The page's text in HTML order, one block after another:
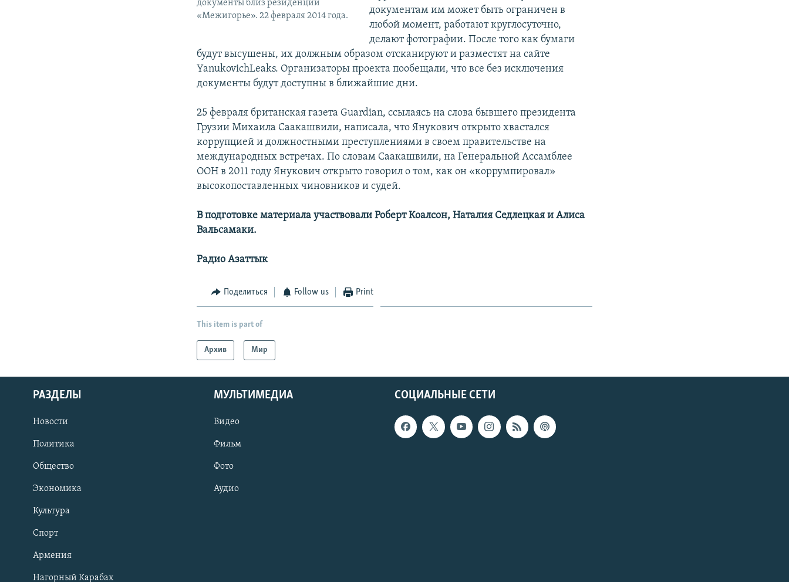
документы близ резиденции
«Межигорье». 22 февраля 2014 года.
документам им может быть ограничен в
любой момент, работают круглосуточно,
делают фотографии. После того как бумаги
будут высушены, их должным образом отсканируют и разместят на сайте
YanukovichLeaks. Организаторы проекта пообещали, что все без исключения
документы будут доступны в ближайшие дни.
25 февраля британская газета Guardian, ссылаясь на слова бывшего президента
Грузии Михаила Саакашвили, написала, что Янукович открыто хвастался
коррупцией и должностными преступлениями в своем правительстве на
международных встречах. По словам Саакашвили, на Генеральной Ассамблее
ООН в 2011 году Янукович открыто говорил о том, как он «коррумпировал»
высокопоставленных чиновников и судей.
В подготовке материала участвовали Роберт Коалсон, Наталия Седлецкая и Алиса
Вальсамаки.
Радио Азаттык
Поделиться Follow us Print
This item is part of
Архив Мир
СОЦИАЛЬНЫЕ СЕТИ
РАЗДЕЛЫ
Новости
Политика
Общество
Экономика
Культура
Спорт
Армения
Нагорный Карабах
МУЛЬТИМЕДИА
Видео
Фильм
Фото
Аудио